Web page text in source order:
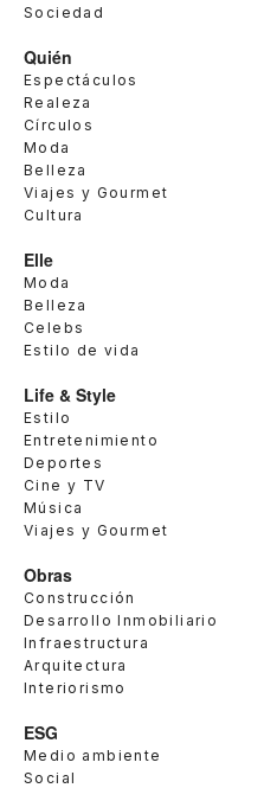
Sociedad
Quién
Espectáculos
Realeza
Círculos
Moda
Belleza
Viajes y Gourmet
Cultura
Elle
Moda
Belleza
Celebs
Estilo de vida
Life & Style
Estilo
Entretenimiento
Deportes
Cine y TV
Música
Viajes y Gourmet
Obras
Construcción
Desarrollo Inmobiliario
Infraestructura
Arquitectura
Interiorismo
ESG
Medio ambiente
Social